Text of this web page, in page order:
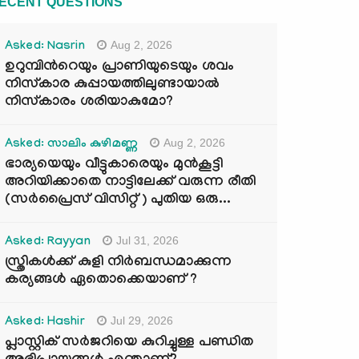
Asked: Nasrin Aug 2, 2026
ഉറുമ്പിന്‍റെയും പ്രാണിയുടെയും ശവം
നിസ്കാര കുപ്പായത്തിലുണ്ടായാൽ
നിസ്കാരം ശരിയാകുമോ?
Asked: സാലിം കുഴിമണ്ണ Aug 2, 2026
ഭാര്യയെയും വീട്ടുകാരെയും മുൻകൂട്ടി
അറിയിക്കാതെ നാട്ടിലേക്ക് വരുന്ന രീതി
(സർപ്രൈസ് വിസിറ്റ് ) പുതിയ ഒരു...
Asked: Rayyan Jul 31, 2026
സ്ത്രികൾക്ക് കുളി നിർബന്ധമാക്കുന്ന
കര്യങ്ങൾ ഏതൊക്കെയാണ് ?
Asked: Hashir Jul 29, 2026
പ്ലാസ്റ്റിക് സർജറിയെ കുറിച്ചുള്ള പണ്ഡിത